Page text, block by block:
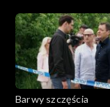
Barwy szczęścia